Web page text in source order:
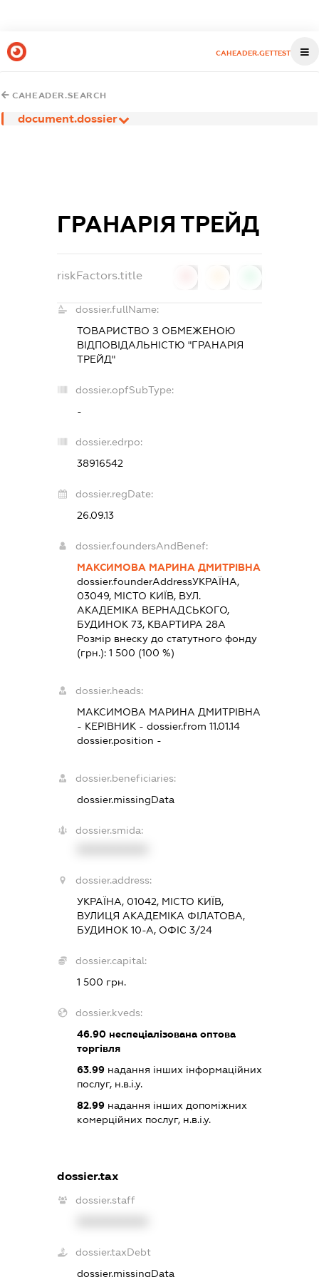
CAHEADER.GETTEST
CAHEADER.SEARCH
document.dossier
ГРАНАРІЯ ТРЕЙД
riskFactors.title
dossier.fullName:
ТОВАРИСТВО З ОБМЕЖЕНОЮ
ВІДПОВІДАЛЬНІСТЮ "ГРАНАРІЯ
ТРЕЙД"
dossier.opfSubType:
-
dossier.edrpo:
38916542
dossier.regDate:
26.09.13
dossier.foundersAndBenef:
МАКСИМОВА МАРИНА ДМИТРІВНА
dossier.founderAddressУКРАЇНА,
03049, МІСТО КИЇВ, ВУЛ.
АКАДЕМІКА ВЕРНАДСЬКОГО,
БУДИНОК 73, КВАРТИРА 28А
Розмір внеску до статутного фонду
(грн.): 1 500 (100 %)
dossier.heads:
МАКСИМОВА МАРИНА ДМИТРІВНА
- КЕРІВНИК - dossier.from 11.01.14
dossier.position -
dossier.beneficiaries:
dossier.missingData
dossier.smida:
dossier.address:
УКРАЇНА, 01042, МІСТО КИЇВ,
ВУЛИЦЯ АКАДЕМІКА ФІЛАТОВА,
БУДИНОК 10-А, ОФІС 3/24
dossier.capital:
1 500 грн.
dossier.kveds:
46.90неспеціалізована оптова
торгівля
63.99надання інших інформаційних
послуг, н.в.і.у.
82.99надання інших допоміжних
комерційних послуг, н.в.і.у.
dossier.tax
dossier.staff
dossier.taxDebt
dossier.missingData